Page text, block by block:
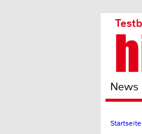
News
Startseite